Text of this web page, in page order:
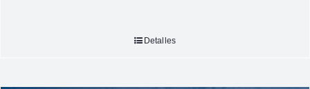
Detalles